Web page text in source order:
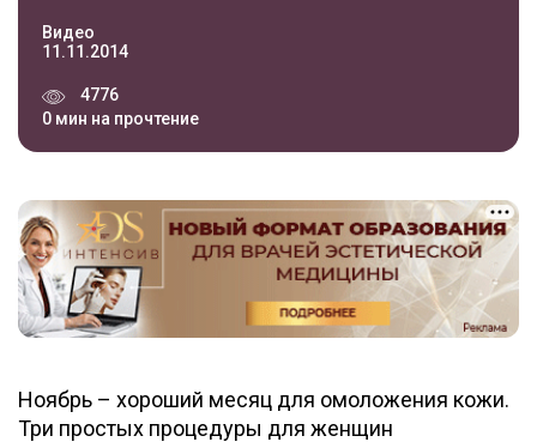
Видео
11.11.2014
4776
0 мин на прочтение
Ноябрь – хороший месяц для омоложения кожи.
Три простых процедуры для женщин